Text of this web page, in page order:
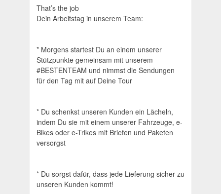
That’s the job
Dein Arbeitstag in unserem Team:
* Morgens startest Du an einem unserer
Stützpunkte gemeinsam mit unserem
#BESTENTEAM und nimmst die Sendungen
für den Tag mit auf Deine Tour
* Du schenkst unseren Kunden ein Lächeln,
indem Du sie mit einem unserer Fahrzeuge, e-
Bikes oder e-Trikes mit Briefen und Paketen
versorgst
* Du sorgst dafür, dass jede Lieferung sicher zu
unseren Kunden kommt!